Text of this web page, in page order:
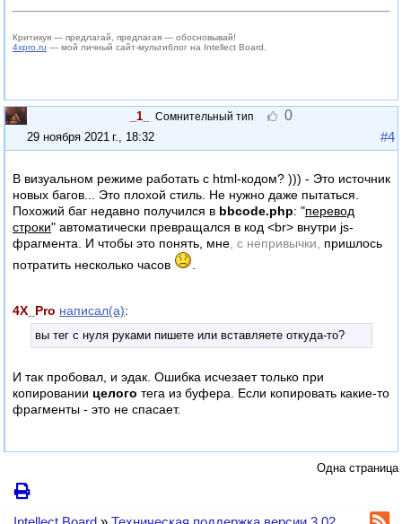
Критикуя — предлагай, предлагая — обосновывай!
4xpro.ru — мой личный сайт-мультиблог на Intellect Board.
_1_ Сомнительный тип 0
29 ноября 2021 г., 18:32 #4
В визуальном режиме работать с html-кодом? ))) - Это источник
новых багов... Это плохой стиль. Не нужно даже пытаться.
Похожий баг недавно получился в bbcode.php: "перевод
строки" автоматически превращался в код <br> внутри js-
фрагмента. И чтобы это понять, мне, с непривычки, пришлось
потратить несколько часов
.
4X_Pro написал(а):
вы тег с нуля руками пишете или вставляете откуда-то?
И так пробовал, и эдак. Ошибка исчезает только при
копировании целого тега из буфера. Если копировать какие-то
фрагменты - это не спасает.
Одна страница